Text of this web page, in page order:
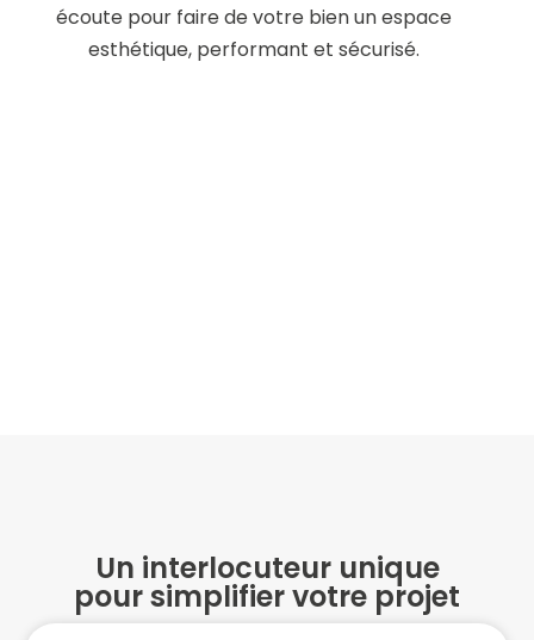
écoute pour faire de votre bien un espace
esthétique, performant et sécurisé.
Un interlocuteur unique
pour simplifier votre projet